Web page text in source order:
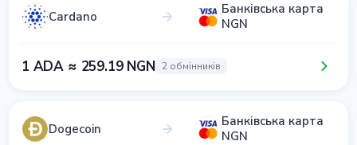
Cardano
Банківська карта
NGN
1 ADA ≈ 259.19 NGN 2 обмінників
Dogecoin
Банківська карта
NGN